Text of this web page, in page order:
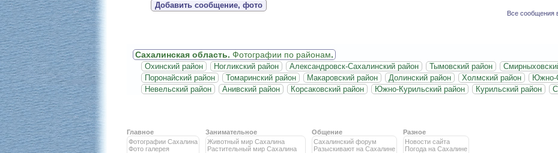
Добавить сообщение, фото
Все сообщения
Сахалинская область. Фотографии по районам.
Охинский район Ногликский район Александровск-Сахалинский район Тымовский район
Поронайский район
Томаринский район Макаровский район Долинский район Холмский район
Южно-
Невельский район
Анивский район Корсаковский район Южно-Курильский район Курильский район
Главное
Фотографии Сахалина
Фото галерея
Занимательное
Животный мир Сахалина
Растительный мир Сахалина
Общение
Сахалинский форум
Разыскивают на Сахалине
Разное
Новости сайта
Погода на Сахалине